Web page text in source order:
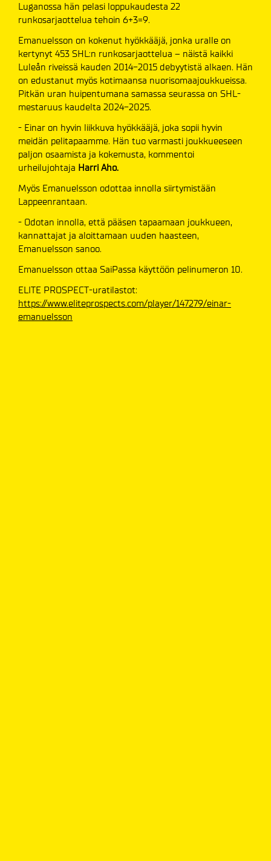
Luganossa hän pelasi loppukaudesta 22
runkosarjaottelua tehoin 6+3=9.
Emanuelsson on kokenut hyökkääjä, jonka uralle on
kertynyt 453 SHL:n runkosarjaottelua – näistä kaikki
Luleån riveissä kauden 2014-2015 debyytistä alkaen. Hän
on edustanut myös kotimaansa nuorisomaajoukkueissa.
Pitkän uran huipentumana samassa seurassa on SHL-
mestaruus kaudelta 2024-2025.
- Einar on hyvin liikkuva hyökkääjä, joka sopii hyvin
meidän pelitapaamme. Hän tuo varmasti joukkueeseen
paljon osaamista ja kokemusta, kommentoi
urheilujohtaja Harri Aho.
Myös Emanuelsson odottaa innolla siirtymistään
Lappeenrantaan.
- Odotan innolla, että pääsen tapaamaan joukkueen,
kannattajat ja aloittamaan uuden haasteen,
Emanuelsson sanoo.
Emanuelsson ottaa SaiPassa käyttöön pelinumeron 10.
ELITE PROSPECT-uratilastot:
https://www.eliteprospects.com/player/147279/einar-
emanuelsson